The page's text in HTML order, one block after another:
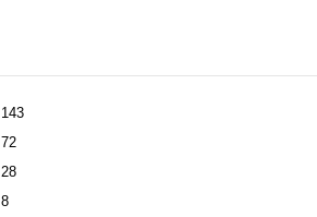
143
72
28
8